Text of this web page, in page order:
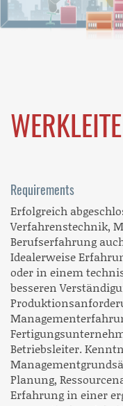
Requirements
Erfolgreich
Verfahrenstechnik,
Berufserfahrung
Idealerweise
oder in einem
besseren
Betriebsleiter.
Planung,
Erfahrung in einer